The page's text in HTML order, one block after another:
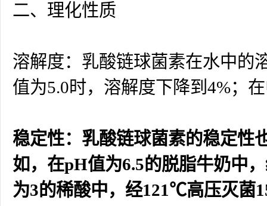
二、理化性质
溶解度：乳酸链球菌素在水中的
值为5.0时，溶解度下降到4%；
稳定性：乳酸链球菌素的稳定性
如，在pH值为6.5的脱脂牛奶中
为3的稀酸中，经121℃高压灭菌